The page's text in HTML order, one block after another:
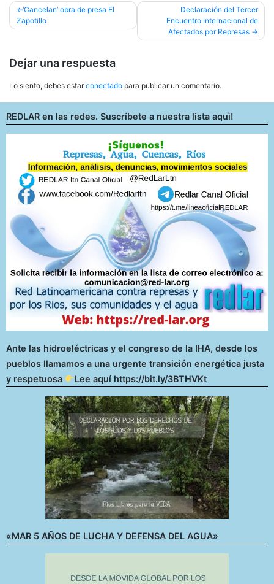
Navegación
de
‘Cancelan’ obra de presa El
Zapotillo
Declaración del Tercer
Encuentro Internacional de
Afectados por Represas
Dejar una respuesta
Lo siento, debes estarconectado para publicar un comentario.
REDLAR en las redes. Suscríbete a nuestra lista aquì!
Ante las hidroeléctricas y el congreso de la IHA, desde los
pueblos llamamos a una urgente transición energética justa
y respetuosa
Lee aquí https://bit.ly/3BTHVKt
«MAR 5 AÑOS DE LUCHA Y DEFENSA DEL AGUA»